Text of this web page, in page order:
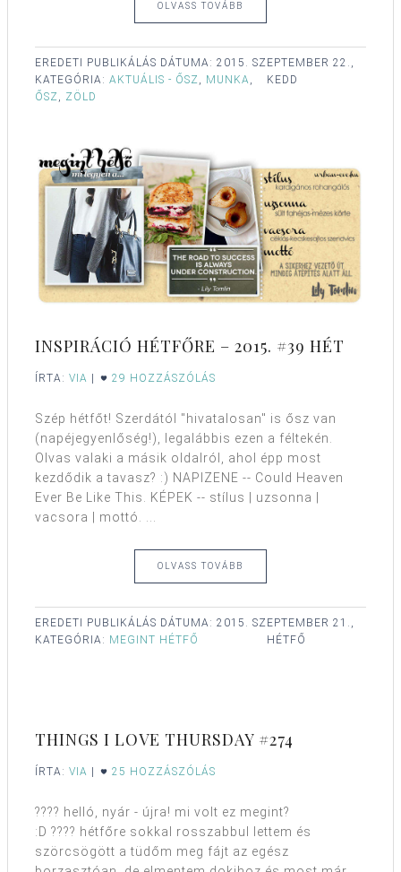
OLVASS TOVÁBB
EREDETI PUBLIKÁLÁS DÁTUMA: 2015. SZEPTEMBER 22.,
KEDD
KATEGÓRIA: AKTUÁLIS - ŐSZ, MUNKA,
ŐSZ, ZÖLD
INSPIRÁCIÓ HÉTFŐRE – 2015. #39 HÉT
ÍRTA: VIA | 29 HOZZÁSZÓLÁS
Szép hétfőt! Szerdától "hivatalosan" is ősz van
(napéjegyenlőség!), legalábbis ezen a féltekén.
Olvas valaki a másik oldalról, ahol épp most
kezdődik a tavasz? :) NAPIZENE -- Could Heaven
Ever Be Like This. KÉPEK -- stílus | uzsonna |
vacsora | mottó. ...
OLVASS TOVÁBB
EREDETI PUBLIKÁLÁS DÁTUMA: 2015. SZEPTEMBER 21.,
HÉTFŐ
KATEGÓRIA: MEGINT HÉTFŐ
THINGS I LOVE THURSDAY #274
ÍRTA: VIA 25 HOZZÁSZÓLÁS
???? helló, nyár - újra! mi volt ez megint?
:D ???? hétfőre sokkal rosszabbul lettem és
szörcsögött a tüdőm meg fájt az egész